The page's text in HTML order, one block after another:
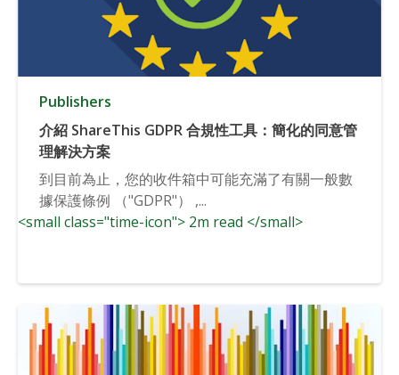
Publishers
介紹 ShareThis GDPR 合規性工具：簡化的同意管
理解決方案
到目前為止，您的收件箱中可能充滿了有關一般數
據保護條例 （"GDPR"） ,...
<small class="time-icon"> 2m read </small>